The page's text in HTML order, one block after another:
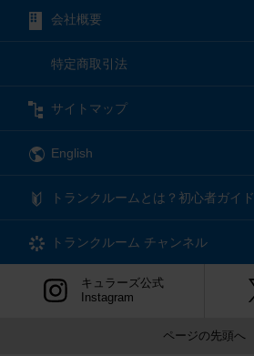
会社概要
特定商取引法
サイトマップ
English
トランクルームとは？初心者ガイド
トランクルーム チャンネル
キュラーズ公式
Instagram
ページの先頭へ